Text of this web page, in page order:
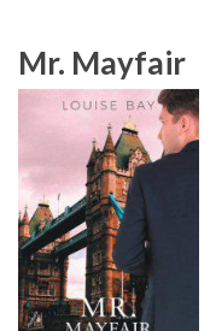
Mr. Mayfair